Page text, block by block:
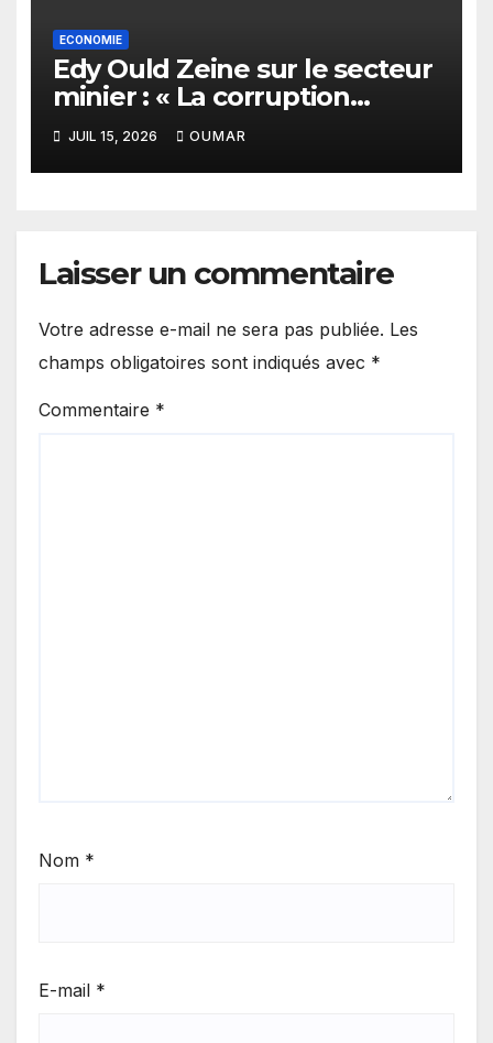
ECONOMIE
Edy Ould Zeine sur le secteur
minier : « La corruption
n’existe pas en Mauritanie »
JUIL 15, 2026 OUMAR
Laisser un commentaire
Votre adresse e-mail ne sera pas publiée. Les
champs obligatoires sont indiqués avec *
Commentaire *
Nom *
E-mail *